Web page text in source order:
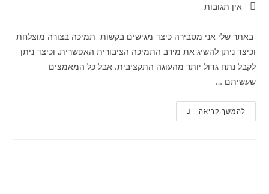
אין תגובות
באתר שלי אני מסבירה כיצד מגישים בקשות תמיכה בצורה מוצלחת
וכיצד ניתן להשיג את מירב התמיכה הציבורית האפשרית, וכיצד ניתן
לקבל נתח גדול יותר מהעוגה התקציבית. אבל כל המאמצים
שעשיתם …
להמשך קריאה